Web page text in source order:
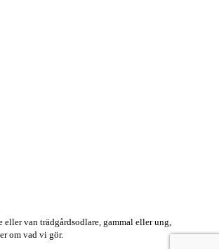
van trädgårdsodlare, gammal eller ung,
om vad vi gör.